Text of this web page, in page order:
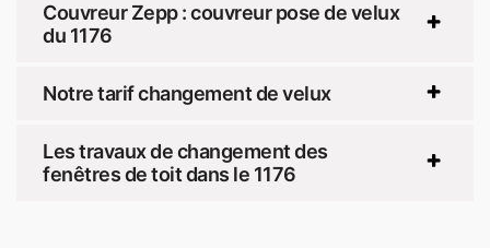
Couvreur Zepp : couvreur pose de velux
du 1176
Notre tarif changement de velux
Les travaux de changement des
fenêtres de toit dans le 1176